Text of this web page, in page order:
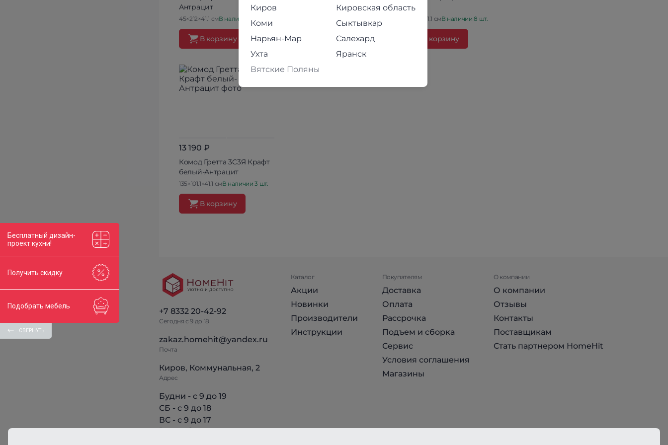
Антрацит
45×212×41.1 смВ наличии 7 шт.
В корзину
В наличии 2 шт.
В корзину
45×212×41.1 смВ наличии 8 шт.
В корзину
13 190 ₽
Комод Гретта 3С3Я Крафт
белый-Антрацит
135×101.1×41.1 смВ наличии 3 шт.
В корзину
Киров
Кировская область
Коми
Сыктывкар
Нарьян-Мар
Салехард
Ухта
Яранск
Вятские Поляны
+7 8332 20-42-92
Сегодня с 9 до 18
zakaz.homehit@yandex.ru
Почта
Киров, Коммунальная, 2
Адрес
Будни - с 9 до 19
СБ - с 9 до 18
ВС - с 9 до 17
Режим работы
Каталог
Акции
Новинки
Производители
Инструкции
Покупателям
Доставка
Оплата
Рассрочка
Подъем и сборка
Сервис
Условия соглашения
Магазины
О компании
О компании
Отзывы
Контакты
Поставщикам
Стать партнером HomeHit
Бесплатный дизайн-
проект кухни!
Получить скидку
Подобрать мебель
СВЕРНУТЬ